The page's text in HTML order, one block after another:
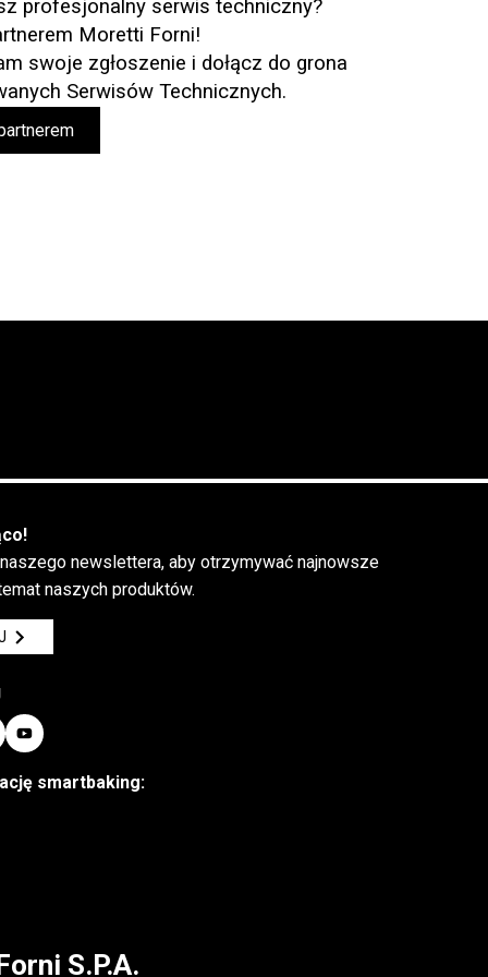
profesjonalny serwis techniczny?
Moretti Forni!
swoje zgłoszenie i dołącz do grona
Serwisów Technicznych.
newslettera, aby otrzymywać najnowsze
naszych produktów.
smartbaking:
S.P.A.